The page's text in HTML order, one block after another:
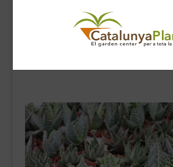
SÍGUENOS EN:
INICIO
PLANTAS
COMPLEMENTOS JARDÍN